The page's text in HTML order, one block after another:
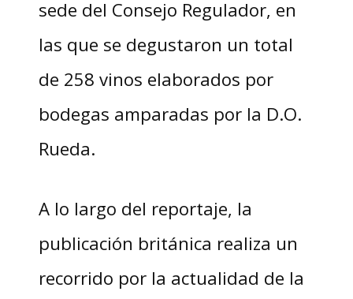
sede del Consejo Regulador, en
las que se degustaron un total
de 258 vinos elaborados por
bodegas amparadas por la D.O.
Rueda.
A lo largo del reportaje, la
publicación británica realiza un
recorrido por la actualidad de la